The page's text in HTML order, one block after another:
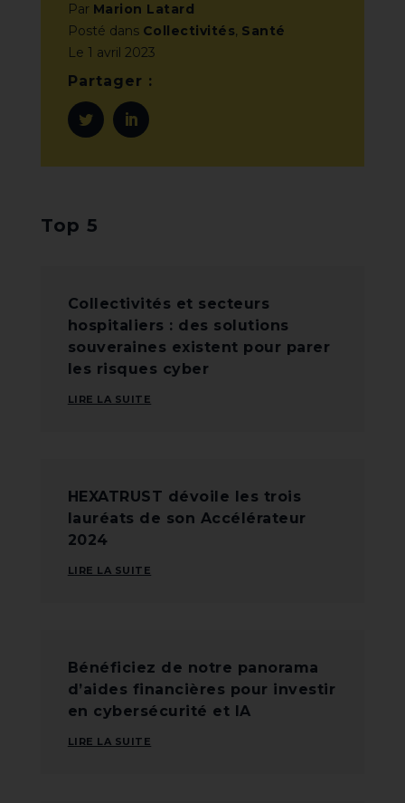
Par Marion Latard
Posté dans Collectivités, Santé
Le 1 avril 2023
Partager :
Top 5
Collectivités et secteurs
hospitaliers : des solutions
souveraines existent pour parer
les risques cyber
LIRE LA SUITE
HEXATRUST dévoile les trois
lauréats de son Accélérateur
2024
LIRE LA SUITE
Bénéficiez de notre panorama
d’aides financières pour investir
en cybersécurité et IA
LIRE LA SUITE